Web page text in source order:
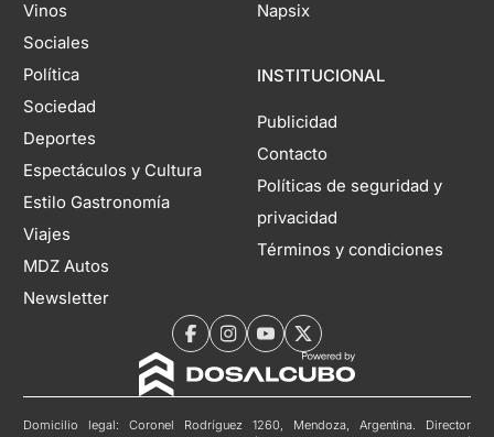
Vinos
Sociales
Política
Sociedad
Deportes
Espectáculos y Cultura
Estilo Gastronomía
Viajes
MDZ Autos
Newsletter
Napsix
INSTITUCIONAL
Publicidad
Contacto
Políticas de seguridad y
privacidad
Términos y condiciones
Domicilio legal: Coronel Rodríguez 1260, Mendoza, Argentina. Director